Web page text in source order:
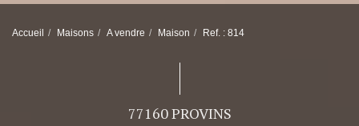
Accueil Maisons A vendre Maison Ref. : 814
77160 PROVINS